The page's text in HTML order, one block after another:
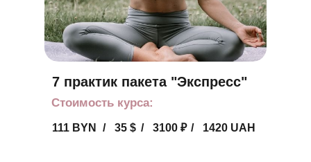
7 практик пакета "Экспресс"
Стоимость курса:
111 BYN / 35 $ / 3100 ₽ / 1420 UAH